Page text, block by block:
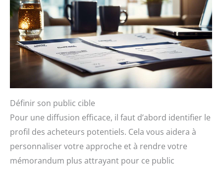
Définir son public cible
Pour une diffusion efficace, il faut d’abord identifier le
profil des acheteurs potentiels. Cela vous aidera à
personnaliser votre approche et à rendre votre
mémorandum plus attrayant pour ce public